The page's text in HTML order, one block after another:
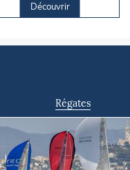
Découvrir
Régates